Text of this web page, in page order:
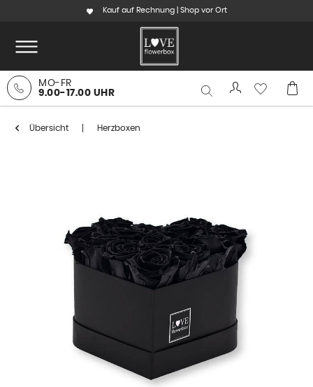
Kauf auf Rechnung | Shop vor Ort
MO-FR
9.00-17.00 UHR
Übersicht Herzboxen